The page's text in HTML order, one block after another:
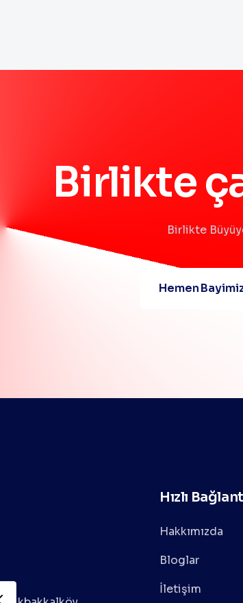
Birlikte
Birlikte
Hemen
Hızlı
Hakkımızda
Bloglar
İletişim